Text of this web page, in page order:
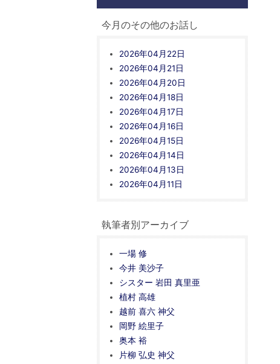
今月のその他のお話し
2026年04月22日
2026年04月21日
2026年04月20日
2026年04月18日
2026年04月17日
2026年04月16日
2026年04月15日
2026年04月14日
2026年04月13日
2026年04月11日
執筆者別アーカイブ
一場 修
今井 美沙子
シスター 岩田 真里亜
植村 高雄
越前 喜六 神父
岡野 絵里子
奥本 裕
片柳 弘史 神父